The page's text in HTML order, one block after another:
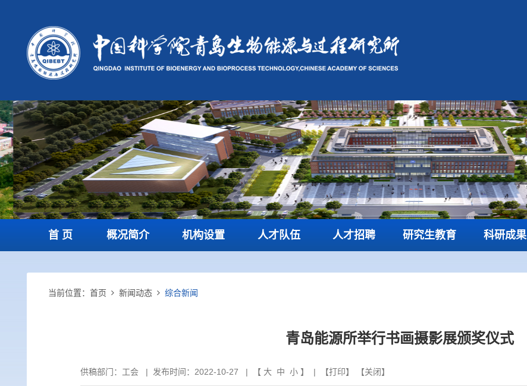
首 页 概况简介 机构设置 人才队伍 人才招聘 研究生教育 科研成果
当前位置： 首页 新闻动态 综合新闻
青岛能源所举行书画摄影展颁奖仪式
供稿部门： 工会 | 发布时间：2022-10-27 | 【 大 中 小 】 | 【打印】 【关闭】